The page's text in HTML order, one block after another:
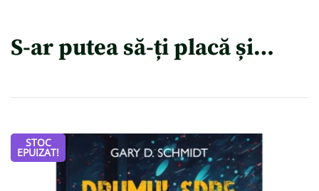
S-ar putea să-ți placă și…
STOC
EPUIZAT!